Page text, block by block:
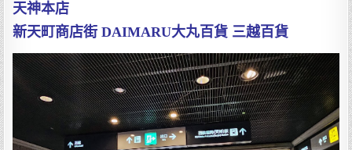
天神本店
新天町商店街 DAIMARU大丸百貨 三越百貨